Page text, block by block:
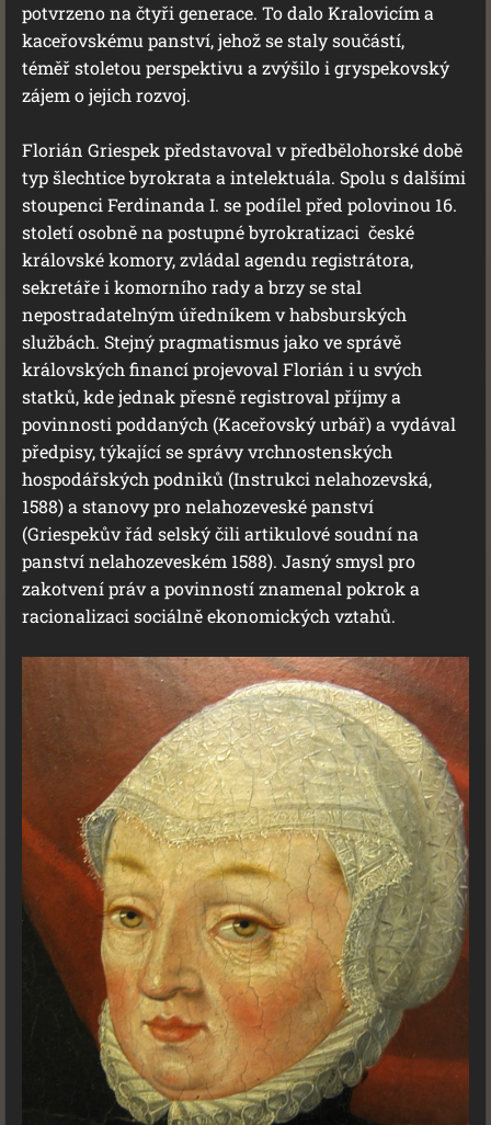
potvrzeno na čtyři generace. To dalo Kralovicím a
kaceřovskému panství, jehož se staly součástí,
téměř stoletou perspektivu a zvýšilo i gryspekovský
zájem o jejich rozvoj.
Florián Griespek představoval v předbělohorské době
typ šlechtice byrokrata a intelektuála. Spolu s dalšími
stoupenci Ferdinanda I. se podílel před polovinou 16.
století osobně na postupné byrokratizaci české
královské komory, zvládal agendu registrátora,
sekretáře i komorního rady a brzy se stal
nepostradatelným úředníkem v habsburských
službách. Stejný pragmatismus jako ve správě
královských financí projevoval Florián i u svých
statků, kde jednak přesně registroval příjmy a
povinnosti poddaných (Kaceřovský urbář) a vydával
předpisy, týkající se správy vrchnostenských
hospodářských podniků (Instrukci nelahozevská,
1588) a stanovy pro nelahozeveské panství
(Griespekův řád selský čili artikulové soudní na
panství nelahozeveském 1588). Jasný smysl pro
zakotvení práv a povinností znamenal pokrok a
racionalizaci sociálně ekonomických vztahů.